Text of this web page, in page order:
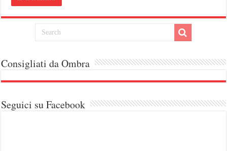
Consigliati da Ombra
Seguici su Facebook